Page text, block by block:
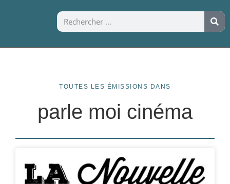
TOUTES LES ÉMISSIONS DANS
parle moi cinéma